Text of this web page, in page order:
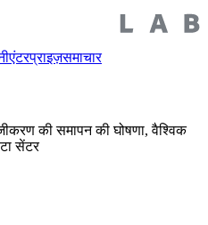
एंटरप्राइज़समाचार
की समापन की घोषणा, वैश्विक
सेंटर